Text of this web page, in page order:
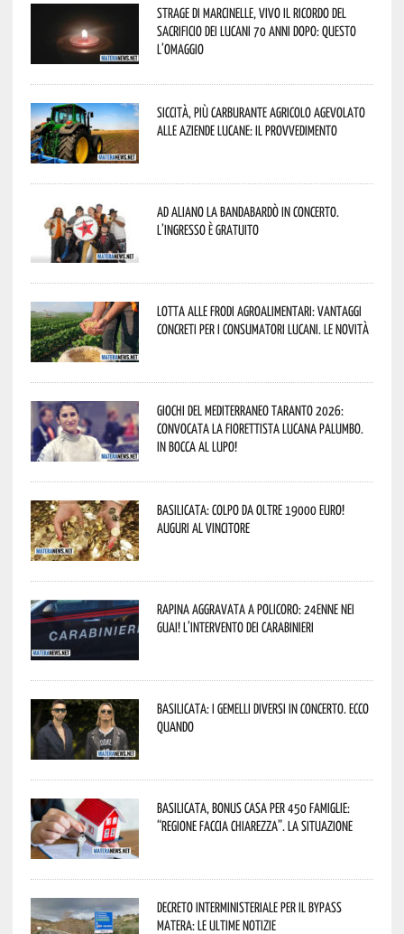
Strage di Marcinelle, vivo il ricordo del
sacrificio dei lucani 70 anni dopo: questo
l’omaggio
Siccità, più carburante agricolo agevolato
alle aziende lucane: il provvedimento
Ad Aliano la Bandabardò in concerto.
L’ingresso è gratuito
Lotta alle frodi agroalimentari: vantaggi
concreti per i consumatori lucani. Le novità
Giochi del Mediterraneo Taranto 2026:
convocata la fiorettista lucana Palumbo.
In bocca al lupo!
Basilicata: colpo da oltre 19000 Euro!
Auguri al vincitore
Rapina aggravata a Policoro: 24enne nei
guai! L’intervento dei Carabinieri
Basilicata: i Gemelli DiVersi in concerto. Ecco
quando
Basilicata, Bonus casa per 450 famiglie:
“Regione faccia chiarezza”. La situazione
Decreto interministeriale per il Bypass
Matera: le ultime notizie